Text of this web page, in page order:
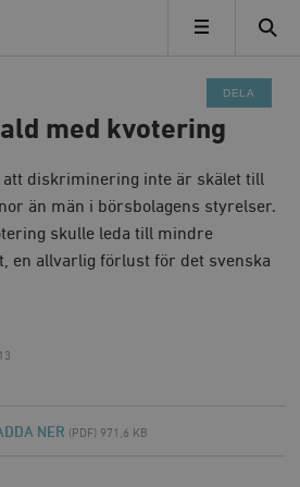
MENY
med kvotering
att diskriminering inte är skälet till
än män i börsbolagens styrelser.
skulle leda till mindre
en allvarlig förlust för det svenska
NER (PDF) 971,6 KB
DELA